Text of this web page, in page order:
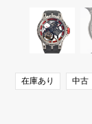
ZENITH
ゼニス
デュナ
ヴィン
在庫あり 中古